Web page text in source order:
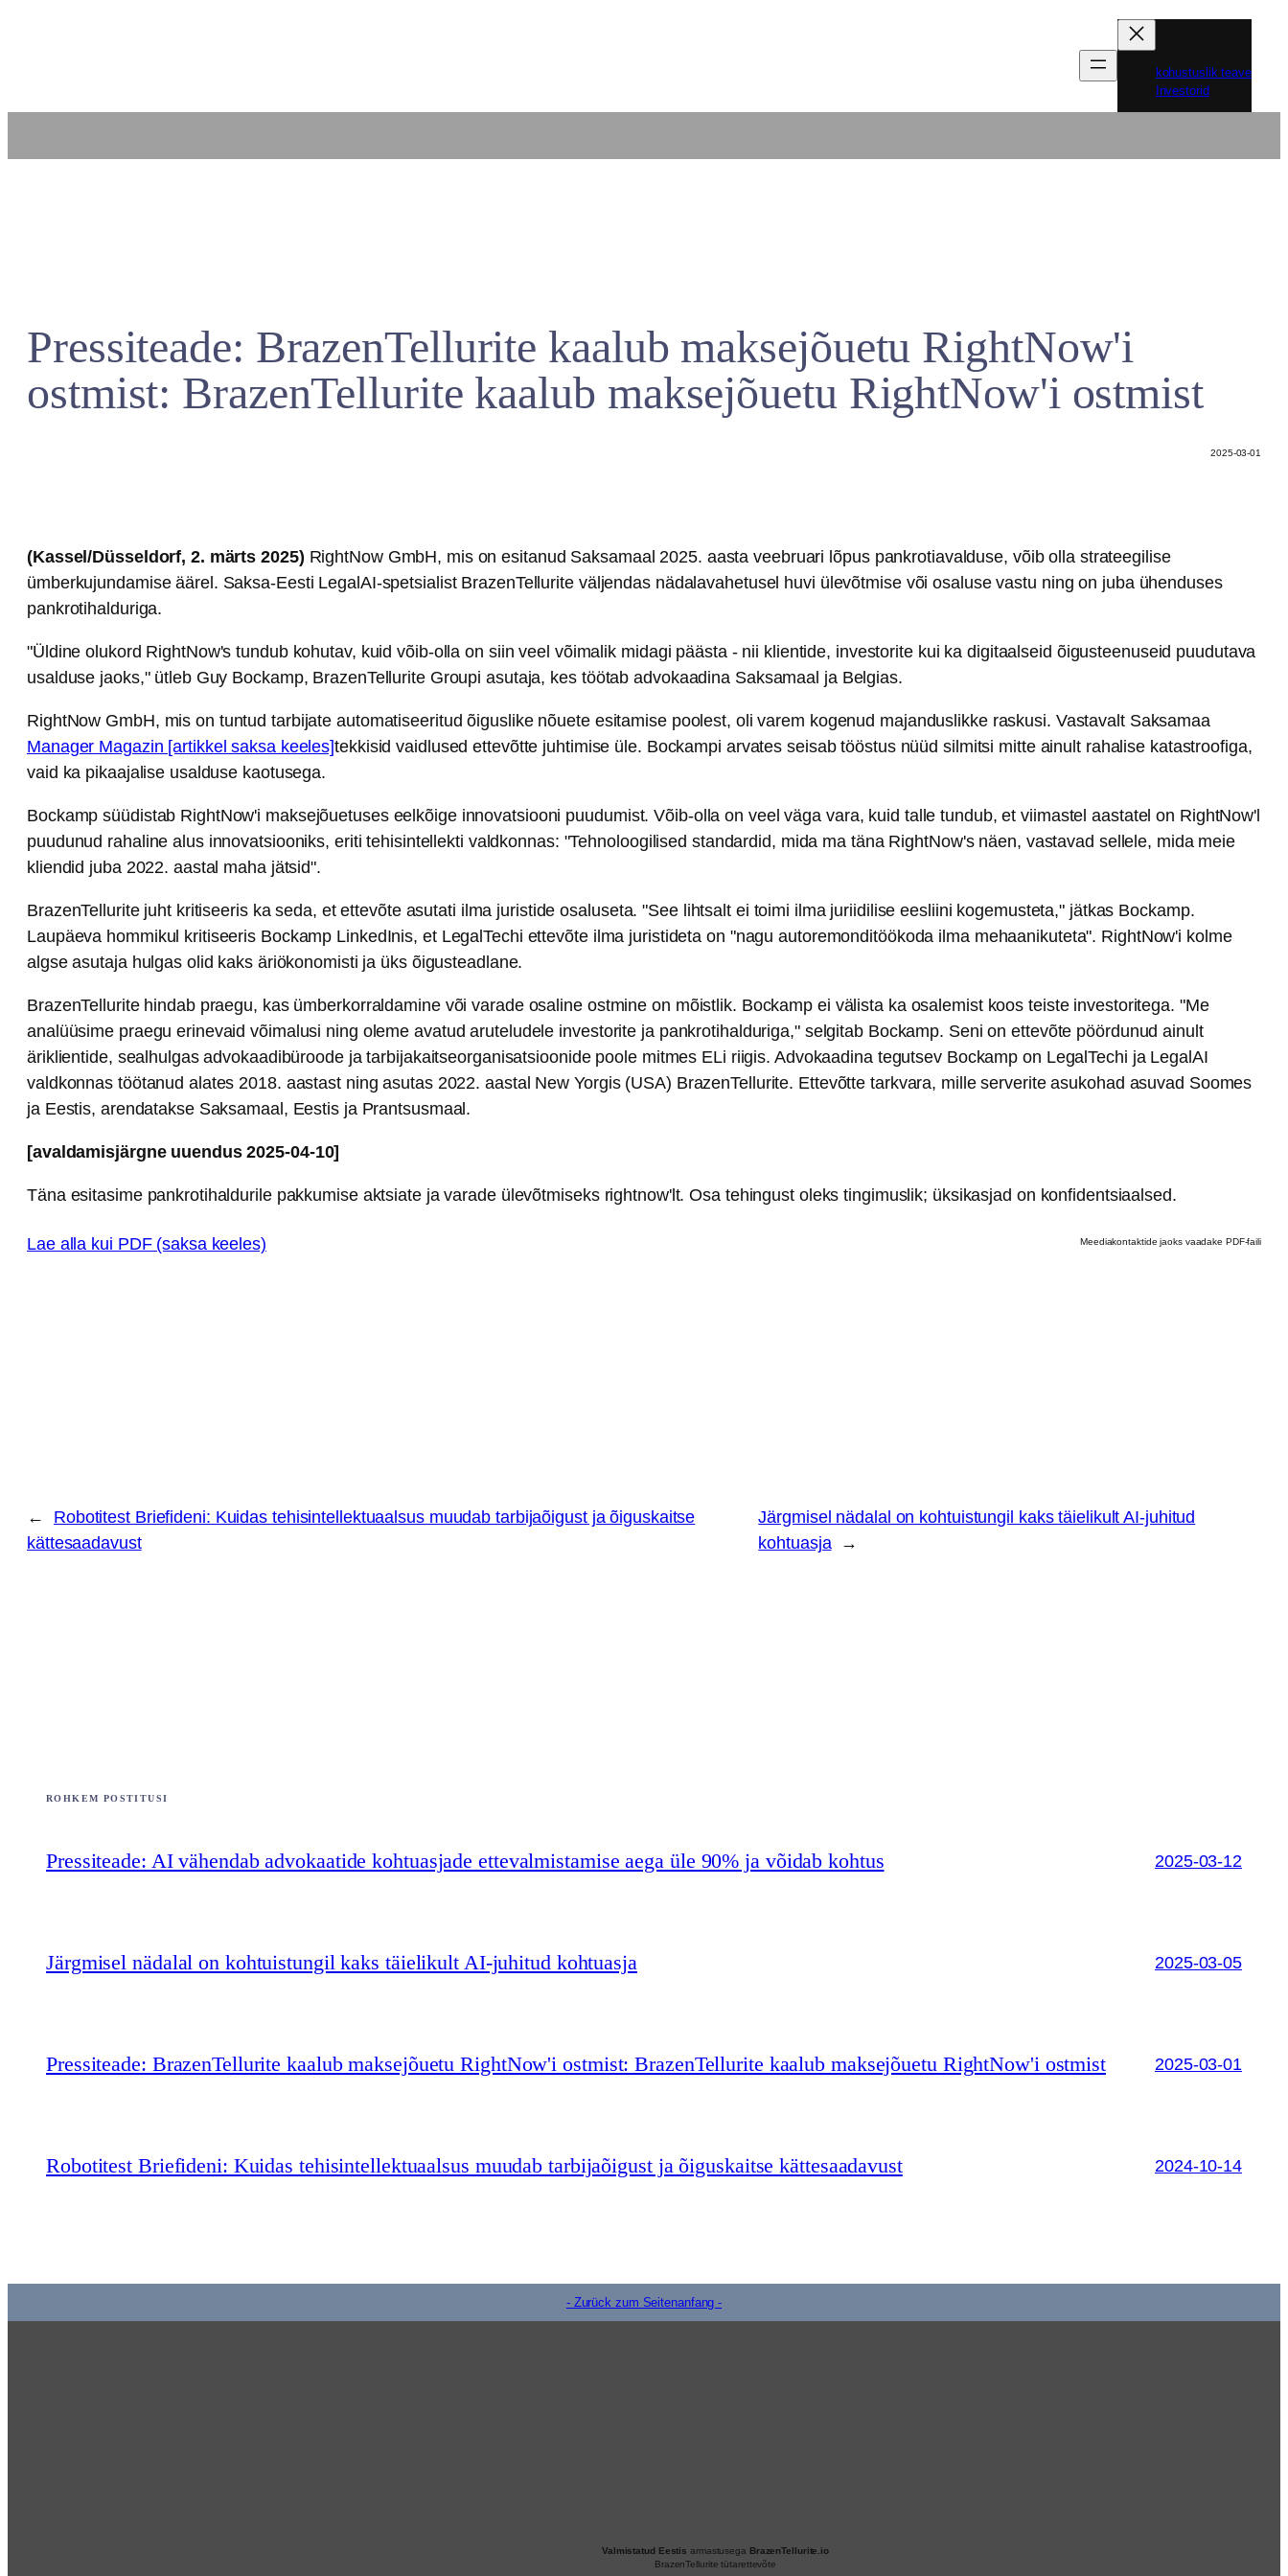
kohustuslik teave
Investorid
Pressiteade: BrazenTellurite kaalub maksejõuetu RightNow'i
ostmist: BrazenTellurite kaalub maksejõuetu RightNow'i ostmist
2025-03-01
(Kassel/Düsseldorf, 2. märts 2025) RightNow GmbH, mis on esitanud Saksamaal 2025. aasta veebruari lõpus pankrotiavalduse, võib olla strateegilise
ümberkujundamise äärel. Saksa-Eesti LegalAI-spetsialist BrazenTellurite väljendas nädalavahetusel huvi ülevõtmise või osaluse vastu ning on juba ühenduses
pankrotihalduriga.
"Üldine olukord RightNow's tundub kohutav, kuid võib-olla on siin veel võimalik midagi päästa - nii klientide, investorite kui ka digitaalseid õigusteenuseid puudutava
usalduse jaoks," ütleb Guy Bockamp, BrazenTellurite Groupi asutaja, kes töötab advokaadina Saksamaal ja Belgias.
RightNow GmbH, mis on tuntud tarbijate automatiseeritud õiguslike nõuete esitamise poolest, oli varem kogenud majanduslikke raskusi. Vastavalt Saksamaa
Manager Magazin [artikkel saksa keeles]tekkisid vaidlused ettevõtte juhtimise üle. Bockampi arvates seisab tööstus nüüd silmitsi mitte ainult rahalise katastroofiga,
vaid ka pikaajalise usalduse kaotusega.
Bockamp süüdistab RightNow'i maksejõuetuses eelkõige innovatsiooni puudumist. Võib-olla on veel väga vara, kuid talle tundub, et viimastel aastatel on RightNow'l
puudunud rahaline alus innovatsiooniks, eriti tehisintellekti valdkonnas: "Tehnoloogilised standardid, mida ma täna RightNow's näen, vastavad sellele, mida meie
kliendid juba 2022. aastal maha jätsid".
BrazenTellurite juht kritiseeris ka seda, et ettevõte asutati ilma juristide osaluseta. "See lihtsalt ei toimi ilma juriidilise eesliini kogemusteta," jätkas Bockamp.
Laupäeva hommikul kritiseeris Bockamp LinkedInis, et LegalTechi ettevõte ilma juristideta on "nagu autoremonditöökoda ilma mehaanikuteta". RightNow'i kolme
algse asutaja hulgas olid kaks äriökonomisti ja üks õigusteadlane.
BrazenTellurite hindab praegu, kas ümberkorraldamine või varade osaline ostmine on mõistlik. Bockamp ei välista ka osalemist koos teiste investoritega. "Me
analüüsime praegu erinevaid võimalusi ning oleme avatud aruteludele investorite ja pankrotihalduriga," selgitab Bockamp. Seni on ettevõte pöördunud ainult
äriklientide, sealhulgas advokaadibüroode ja tarbijakaitseorganisatsioonide poole mitmes ELi riigis. Advokaadina tegutsev Bockamp on LegalTechi ja LegalAI
valdkonnas töötanud alates 2018. aastast ning asutas 2022. aastal New Yorgis (USA) BrazenTellurite. Ettevõtte tarkvara, mille serverite asukohad asuvad Soomes
ja Eestis, arendatakse Saksamaal, Eestis ja Prantsusmaal.
[avaldamisjärgne uuendus 2025-04-10]
Täna esitasime pankrotihaldurile pakkumise aktsiate ja varade ülevõtmiseks rightnow'lt. Osa tehingust oleks tingimuslik; üksikasjad on konfidentsiaalsed.
Lae alla kui PDF (saksa keeles) Meediakontaktide jaoks vaadake PDF-faili
←
Robotitest Briefideni: Kuidas tehisintellektuaalsus muudab tarbijaõigust ja õiguskaitse
kättesaadavust
Järgmisel nädalal on kohtuistungil kaks täielikult AI-juhitud
kohtuasja
→
ROHKEM POSTITUSI
Pressiteade: AI vähendab advokaatide kohtuasjade ettevalmistamise aega üle 90% ja võidab kohtus 2025-03-12
Järgmisel nädalal on kohtuistungil kaks täielikult AI-juhitud kohtuasja 2025-03-05
Pressiteade: BrazenTellurite kaalub maksejõuetu RightNow'i ostmist: BrazenTellurite kaalub maksejõuetu RightNow'i ostmist 2025-03-01
Robotitest Briefideni: Kuidas tehisintellektuaalsus muudab tarbijaõigust ja õiguskaitse kättesaadavust 2024-10-14
- Zurück zum Seitenanfang -
Valmistatud Eestis armastusega BrazenTellurite.io
BrazenTellurite tütarettevõte